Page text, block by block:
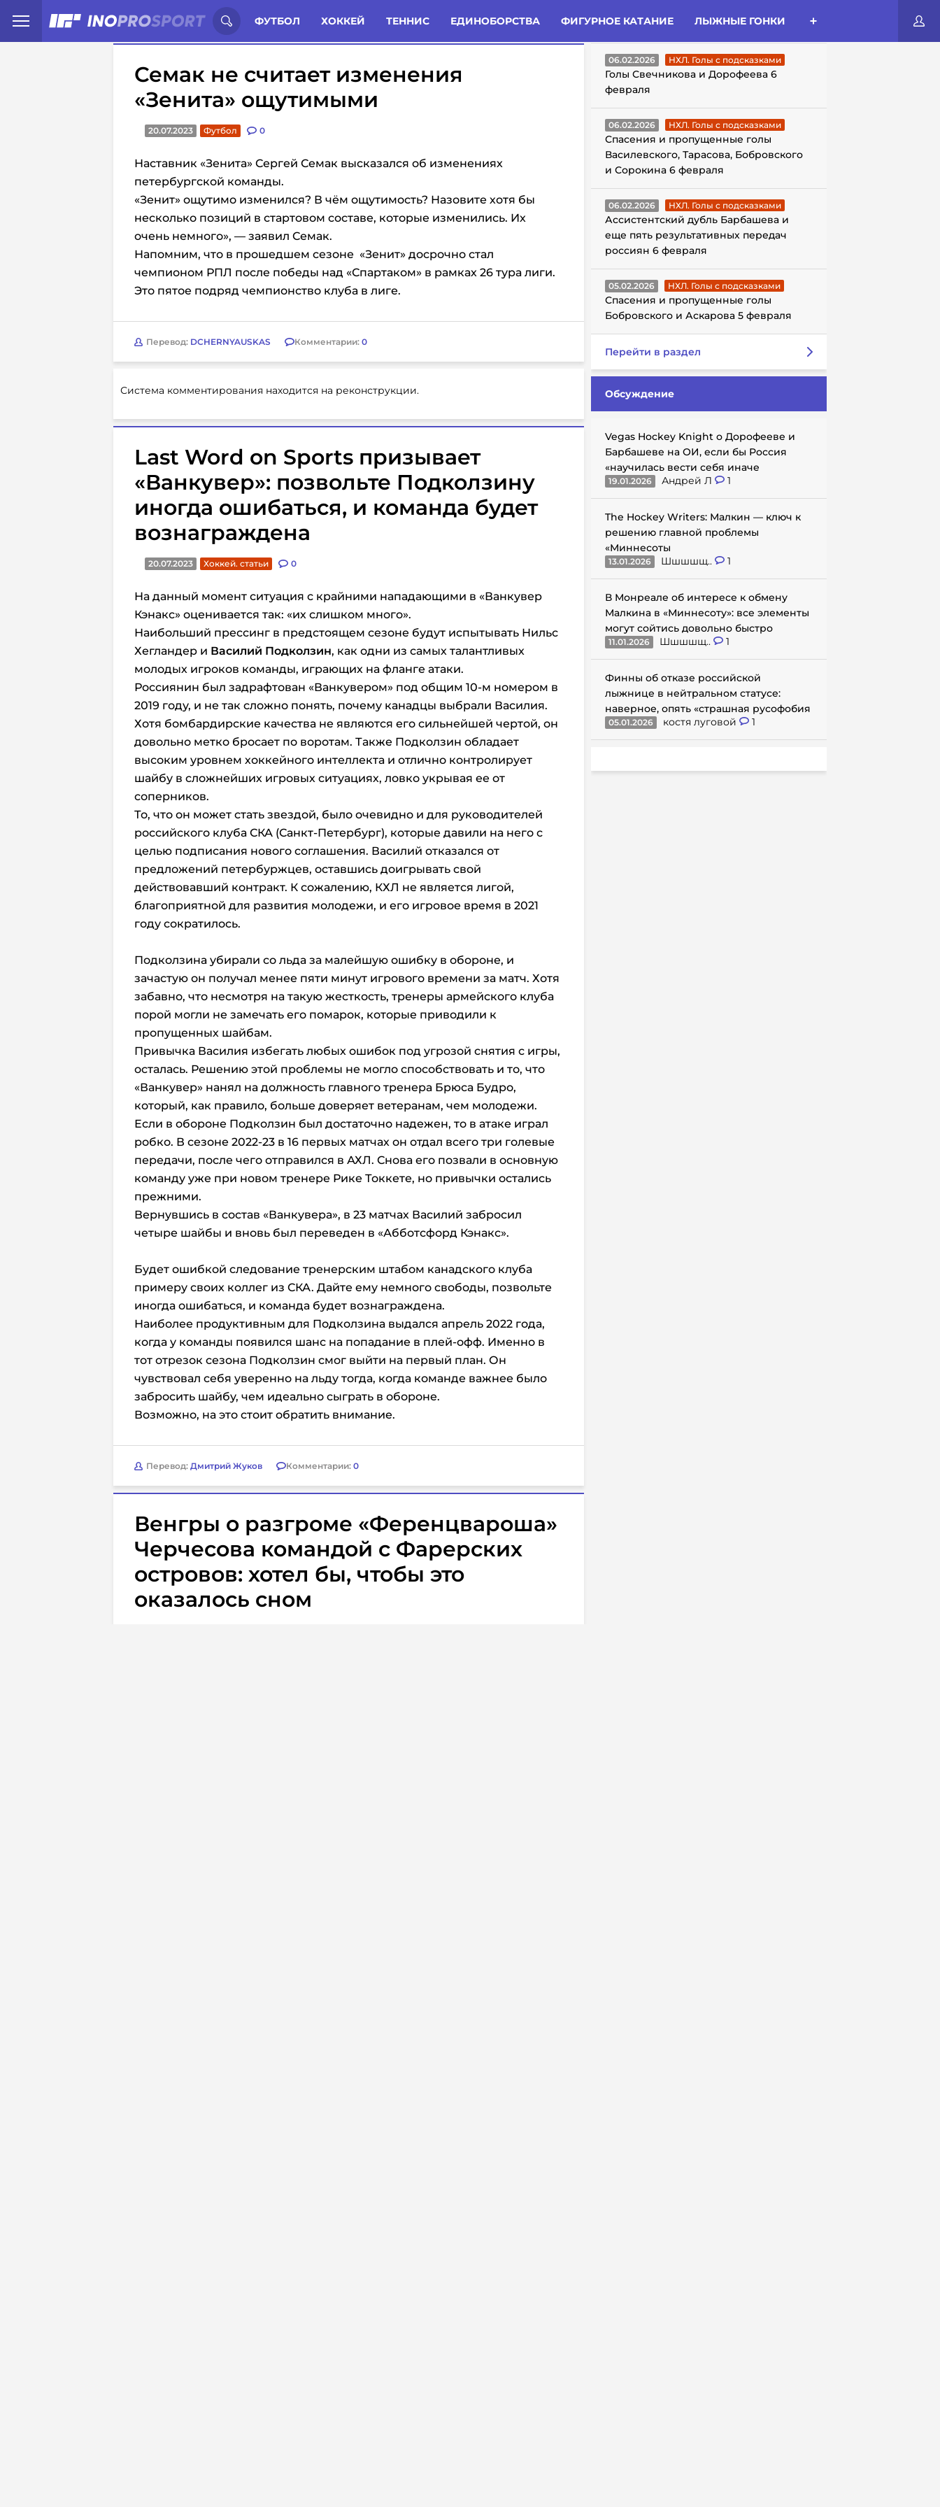
ФУТБОЛ ХОККЕЙ ТЕННИС ЕДИНОБОРСТВА ФИГУРНОЕ КАТАНИЕ ЛЫЖНЫЕ ГОНКИ
Иностранцы о спорте России: Статьи Комменты Новости
Семак не считает изменения
«Зенита» ощутимыми
20.07.2023 Футбол 0
Наставник «Зенита» Сергей Семак высказался об изменениях
петербургской команды.
«Зенит» ощутимо изменился? В чём ощутимость? Назовите хотя бы
несколько позиций в стартовом составе, которые изменились. Их
очень немного», — заявил Семак.
Напомним, что в прошедшем сезоне «Зенит» досрочно стал
чемпионом РПЛ после победы над «Спартаком» в рамках 26 тура лиги.
Это пятое подряд чемпионство клуба в лиге.
Перевод: DCHERNYAUSKAS Комментарии: 0
Система комментирования находится на реконструкции.
Last Word on Sports призывает
«Ванкувер»: позвольте Подколзину
иногда ошибаться, и команда будет
вознаграждена
20.07.2023 Хоккей. статьи 0
На данный момент ситуация с крайними нападающими в «Ванкувер
Кэнакс» оценивается так: «их слишком много».
Наибольший прессинг в предстоящем сезоне будут испытывать Нильс
Хегландер и Василий Подколзин, как одни из самых талантливых
молодых игроков команды, играющих на фланге атаки.
Россиянин был задрафтован «Ванкувером» под общим 10-м номером в
2019 году, и не так сложно понять, почему канадцы выбрали Василия.
Хотя бомбардирские качества не являются его сильнейшей чертой, он
довольно метко бросает по воротам. Также Подколзин обладает
высоким уровнем хоккейного интеллекта и отлично контролирует
шайбу в сложнейших игровых ситуациях, ловко укрывая ее от
соперников.
То, что он может стать звездой, было очевидно и для руководителей
российского клуба СКА (Санкт-Петербург), которые давили на него с
целью подписания нового соглашения. Василий отказался от
предложений петербуржцев, оставшись доигрывать свой
действовавший контракт. К сожалению, КХЛ не является лигой,
благоприятной для развития молодежи, и его игровое время в 2021
году сократилось.
Подколзина убирали со льда за малейшую ошибку в обороне, и
зачастую он получал менее пяти минут игрового времени за матч. Хотя
забавно, что несмотря на такую жесткость, тренеры армейского клуба
порой могли не замечать его помарок, которые приводили к
пропущенных шайбам.
Привычка Василия избегать любых ошибок под угрозой снятия с игры,
осталась. Решению этой проблемы не могло способствовать и то, что
«Ванкувер» нанял на должность главного тренера Брюса Будро,
который, как правило, больше доверяет ветеранам, чем молодежи.
Если в обороне Подколзин был достаточно надежен, то в атаке играл
робко. В сезоне 2022-23 в 16 первых матчах он отдал всего три голевые
передачи, после чего отправился в АХЛ. Снова его позвали в основную
команду уже при новом тренере Рике Токкете, но привычки остались
прежними.
Вернувшись в состав «Ванкувера», в 23 матчах Василий забросил
четыре шайбы и вновь был переведен в «Абботсфорд Кэнакс».
Будет ошибкой следование тренерским штабом канадского клуба
примеру своих коллег из СКА. Дайте ему немного свободы, позвольте
иногда ошибаться, и команда будет вознаграждена.
Наиболее продуктивным для Подколзина выдался апрель 2022 года,
когда у команды появился шанс на попадание в плей-офф. Именно в
тот отрезок сезона Подколзин смог выйти на первый план. Он
чувствовал себя уверенно на льду тогда, когда команде важнее было
забросить шайбу, чем идеально сыграть в обороне.
Возможно, на это стоит обратить внимание.
Перевод: Дмитрий Жуков Комментарии: 0
Венгры о разгроме «Ференцвароша»
Черчесова командой с Фарерских
островов: хотел бы, чтобы это
оказалось сном
ГОЛЫ С ПОДСКАЗКАМИ
06.02.2026 НХЛ. Голы с подсказками
Голы Свечникова и Дорофеева 6
февраля
06.02.2026 НХЛ. Голы с подсказками
Спасения и пропущенные голы
Василевского, Тарасова, Бобровского
и Сорокина 6 февраля
06.02.2026 НХЛ. Голы с подсказками
Ассистентский дубль Барбашева и
еще пять результативных передач
россиян 6 февраля
05.02.2026 НХЛ. Голы с подсказками
Спасения и пропущенные голы
Бобровского и Аскарова 5 февраля
Перейти в раздел
Обсуждение
Vegas Hockey Knight о Дорофееве и
Барбашеве на ОИ, если бы Россия
«научилась вести себя иначе
19.01.2026 Андрей Л 1
The Hockey Writers: Малкин — ключ к
решению главной проблемы
«Миннесоты
13.01.2026 Шшшшщ.. 1
В Монреале об интересе к обмену
Малкина в «Миннесоту»: все элементы
могут сойтись довольно быстро
11.01.2026 Шшшшщ.. 1
Финны об отказе российской
лыжнице в нейтральном статусе:
наверное, опять «страшная русофобия
05.01.2026 костя луговой 1